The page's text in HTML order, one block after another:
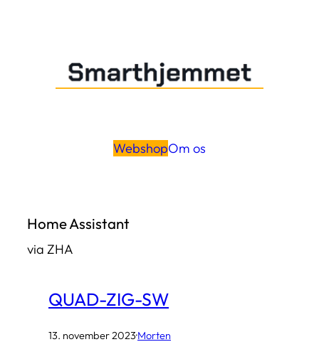
WebshopOm os
Home Assistant
via ZHA
QUAD-ZIG-SW
13. november 2023·Morten